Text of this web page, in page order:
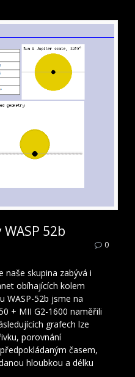
52b
0
naše skupina zabývá i
obíhajících kolem
WASP-52b jsme na
+ MII G2-1600 naměřili
grafech lze
porovnání
časem,
hloubkou a délku